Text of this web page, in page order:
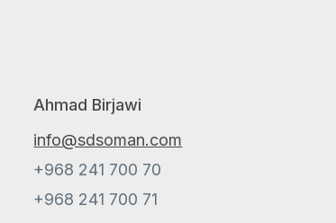
Ahmad Birjawi
info@sdsoman.com
+968 241 700 70
+968 241 700 71